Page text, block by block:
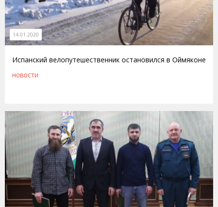
14.01.2020
Испанский велопутешественник остановился в Оймяконе
НОВОСТИ